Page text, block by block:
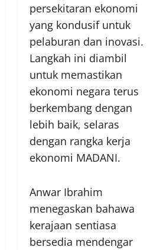
persekitaran ekonomi
yang kondusif untuk
pelaburan dan inovasi.
Langkah ini diambil
untuk memastikan
ekonomi negara terus
berkembang dengan
lebih baik, selaras
dengan rangka kerja
ekonomi MADANI.
Anwar Ibrahim
menegaskan bahawa
kerajaan sentiasa
bersedia mendengar